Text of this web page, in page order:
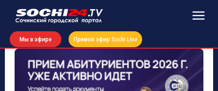
Мы в эфире Прямой эфир Sochi Live